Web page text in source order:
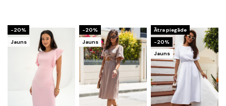
-20%
Jauns
-20%
Jauns
Ātra piegāde
-20%
Jauns